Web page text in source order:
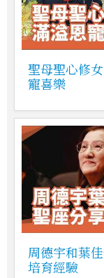
聖母聖心修
寵喜樂
周德宇和葉
培育經驗